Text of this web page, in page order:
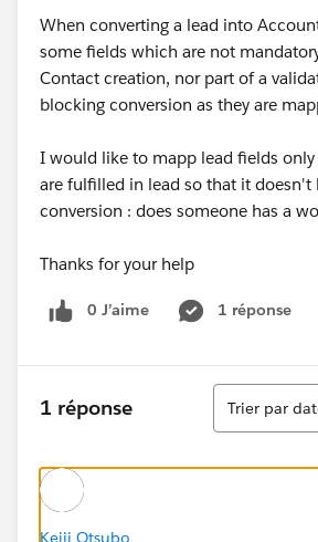
When converting a lead into
some fields which are not
Contact creation, nor part of a
blocking conversion as they are
I would like to mapp lead fields
are fulfilled in lead so that it doesn't
conversion : does someone has a
Thanks for your help
0 J’aime 1 réponse
1 réponse
Tri
Trier par
Keiji Otsubo